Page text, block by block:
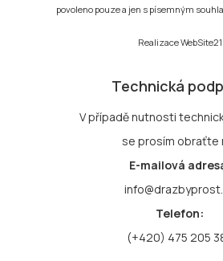
povoleno pouze a jen s písemným
RealizaceWebSite21
Technická
V případě nutnosti
se prosím obraťte
E-mailová
Telefon:
(+420) 475 205